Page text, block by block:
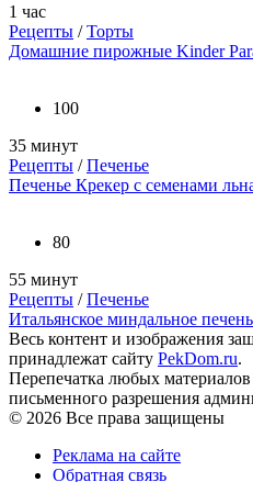
1 час
Рецепты /Торты
Домашние пирожные Kinder
100
35 минут
Рецепты /Печенье
Печенье Крекер с семенами
80
55 минут
Рецепты /Печенье
Итальянское миндальное
Весь контент и изображения
принадлежат сайту PekDom.ru.
Перепечатка любых материалов
письменного разрешения
© 2026 Все права защищены
Реклама на сайте
Обратная связь